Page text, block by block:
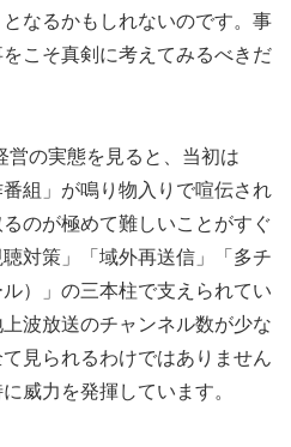
なるかもしれないのです。事
こそ真剣に考えてみるべきだ
営の実態を見ると、当初は
番組」が鳴り物入りで喧伝され
のが極めて難しいことがすぐ
対策」「域外再送信」「多チ
）」の三本柱で支えられてい
波放送のチャンネル数が少な
見られるわけではありません
威力を発揮しています。